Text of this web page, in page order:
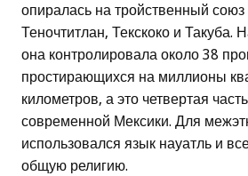
опиралась на тройственный союз
Теночтитлан, Текскоко и Такуба.
она контролировала около 38
простирающихся на миллионы
километров, а это четвертая
современной Мексики. Для
использовался язык науатль и
общую религию.